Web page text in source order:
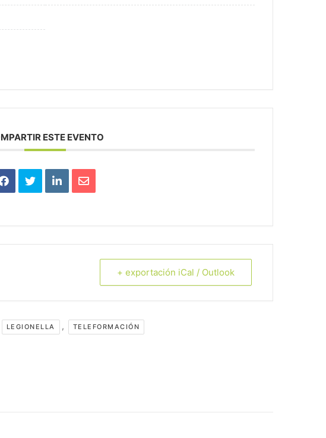
ESTE EVENTO
+ exportación iCal / Outlook
LEGIONELLA , TELEFORMACIÓN